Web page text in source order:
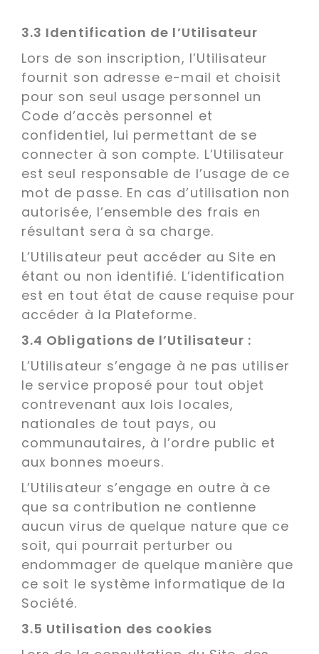
3.3 Identification de l’Utilisateur
Lors de son inscription, l’Utilisateur
fournit son adresse e-mail et choisit
pour son seul usage personnel un
Code d’accès personnel et
confidentiel, lui permettant de se
connecter à son compte. L’Utilisateur
est seul responsable de l’usage de ce
mot de passe. En cas d’utilisation non
autorisée, l’ensemble des frais en
résultant sera à sa charge.
L’Utilisateur peut accéder au Site en
étant ou non identifié. L’identification
est en tout état de cause requise pour
accéder à la Plateforme.
3.4 Obligations de l’Utilisateur :
L’Utilisateur s’engage à ne pas utiliser
le service proposé pour tout objet
contrevenant aux lois locales,
nationales de tout pays, ou
communautaires, à l’ordre public et
aux bonnes moeurs.
L’Utilisateur s’engage en outre à ce
que sa contribution ne contienne
aucun virus de quelque nature que ce
soit, qui pourrait perturber ou
endommager de quelque manière que
ce soit le système informatique de la
Société.
3.5 Utilisation des cookies